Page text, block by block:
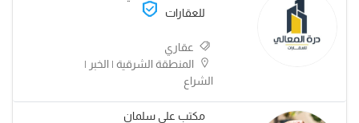
للعقارات
عقاري
المنطقة الشرقية | الخبر |
الشراع
مكتب علي سلمان